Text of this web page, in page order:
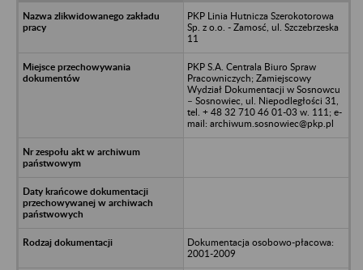
PKP Linia Hutnicza Szerokotorowa
Sp. z o.o. - Zamosć, ul. Szczebrzeska
11
PKP S.A. Centrala Biuro Spraw
Pracowniczych; Zamiejscowy
Wydział Dokumentacji w Sosnowcu
– Sosnowiec, ul. Niepodległości 31,
tel. + 48 32 710 46 01-03 w. 111; e-
mail: archiwum.sosnowiec@pkp.pl
Dokumentacja osobowo-płacowa:
2001-2009